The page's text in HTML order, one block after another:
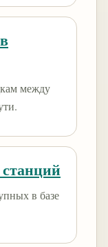
между
в базе